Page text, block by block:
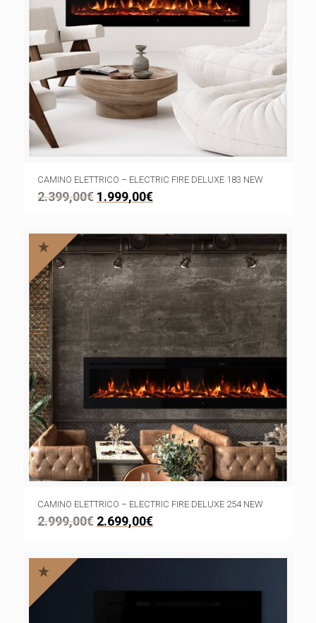
CAMINO ELETTRICO – ELECTRIC FIRE DELUXE 183 NEW
2.399,00€ 1.999,00€
CAMINO ELETTRICO – ELECTRIC FIRE DELUXE 254 NEW
2.999,00€ 2.699,00€